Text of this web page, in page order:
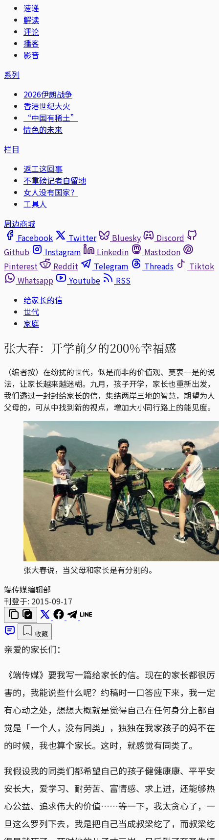
速递
解读
评论
播客
影音
系列
2026伊朗战争
香港世纪大火
“中国有稀土”
情色的未来
栏目
返工这回事
不重磅记者自留地
女人没有国家？
工具人
周边商城
Facebook
Twitter Bluesky
Discord
Github
Instagram Linkedin
Mastodon
Pinterest
Reddit Telegram Threads
Tiktok
Whatsapp
Youtube
RSS
给家长的信
世代
家庭
张大春：开学前夕的200％幸福感
（编者按）在纷扰的世代，似是而非的价值观、莫衷一是的说
法，让家长越来越迷糊。九月，孩子开学，家长也重新出发，
我们透过一封封给家长的信，集结两岸三地的智慧，期望为人
父母的，可从中找到新的视点，增加大小同行路上的能见度。
张大春说，当父母和家长是有分别的。
端传媒编辑部
刊登于: 2015-09-17
收藏
亲爱的家长们：
《端传媒》要我写一篇给家长的信。现在的家长都很厉
害的，我能说些什么呢？约稿时一口答应下来，我一定
有心动之处，想想大概就是觉得自己在任何身分上都自
觉是「一个人，没有同类」，独独在我家孩子的妈不在
的时候，我也算个家长。这时，就感觉有同类了。
我假设我的同类们都希望自己的孩子健健康康、平平安
安长大，爱学习、耐劳苦、富情感、求上进，还能够热
心公益、追求伟大的价值……等一下，我太贪心了，一
旦这么罗列下去，我是把自己当成叔梁纥了，而叔梁纥